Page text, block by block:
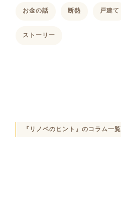
お金の話 断熱 戸建て
ストーリー
『リノベのヒント』のコラム一覧